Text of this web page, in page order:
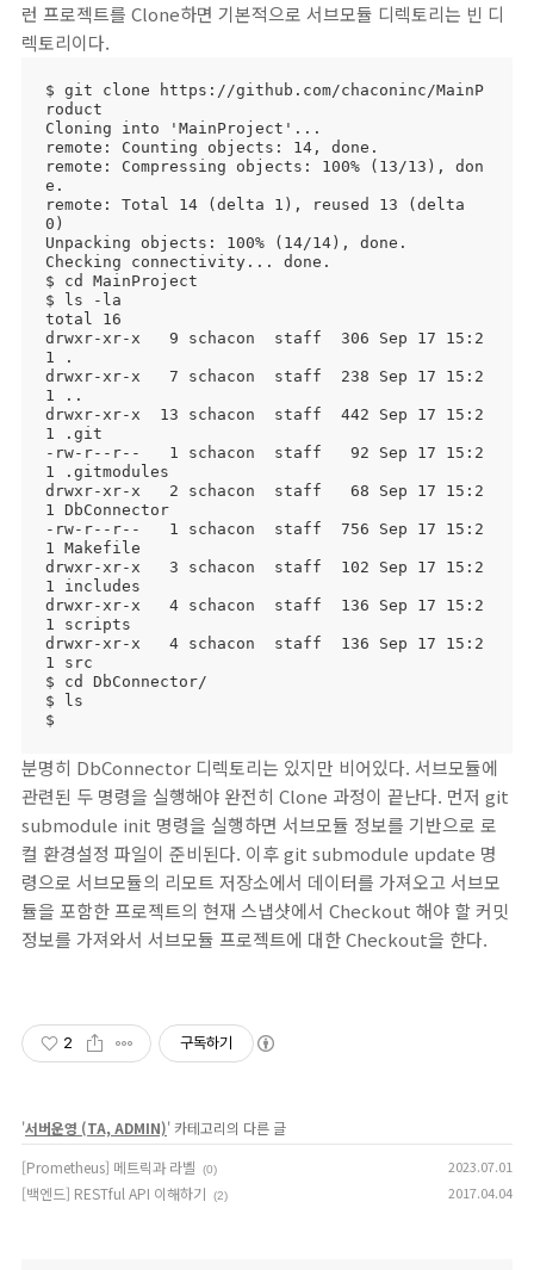
런 프로젝트를 Clone하면 기본적으로 서브모듈 디렉토리는 빈 디
렉토리이다.
$ git clone https://github.com/chaconinc/MainP
roduct
Cloning into 'MainProject'...
remote: Counting objects: 14, done.
remote: Compressing objects: 100% (13/13), don
e.
remote: Total 14 (delta 1), reused 13 (delta
0)
Unpacking objects: 100% (14/14), done.
Checking connectivity... done.
$ cd MainProject
$ ls -la
total 16
drwxr-xr-x   9 schacon  staff  306 Sep 17 15:2
1 .
drwxr-xr-x   7 schacon  staff  238 Sep 17 15:2
1 ..
drwxr-xr-x  13 schacon  staff  442 Sep 17 15:2
1 .git
-rw-r--r--   1 schacon  staff   92 Sep 17 15:2
1 .gitmodules
drwxr-xr-x   2 schacon  staff   68 Sep 17 15:2
1 DbConnector
-rw-r--r--   1 schacon  staff  756 Sep 17 15:2
1 Makefile
drwxr-xr-x   3 schacon  staff  102 Sep 17 15:2
1 includes
drwxr-xr-x   4 schacon  staff  136 Sep 17 15:2
1 scripts
drwxr-xr-x   4 schacon  staff  136 Sep 17 15:2
1 src
$ cd DbConnector/
$ ls
$
분명히 DbConnector 디렉토리는 있지만 비어있다. 서브모듈에
관련된 두 명령을 실행해야 완전히 Clone 과정이 끝난다. 먼저 git
submodule init 명령을 실행하면 서브모듈 정보를 기반으로 로
컬 환경설정 파일이 준비된다. 이후 git submodule update 명
령으로 서브모듈의 리모트 저장소에서 데이터를 가져오고 서브모
듈을 포함한 프로젝트의 현재 스냅샷에서 Checkout 해야 할 커밋
정보를 가져와서 서브모듈 프로젝트에 대한 Checkout을 한다.
2 구독하기
'서버운영 (TA, ADMIN)' 카테고리의 다른 글
[Prometheus] 메트릭과 라벨
(0) 2023.07.01
[백엔드] RESTful API 이해하기 (2) 2017.04.04